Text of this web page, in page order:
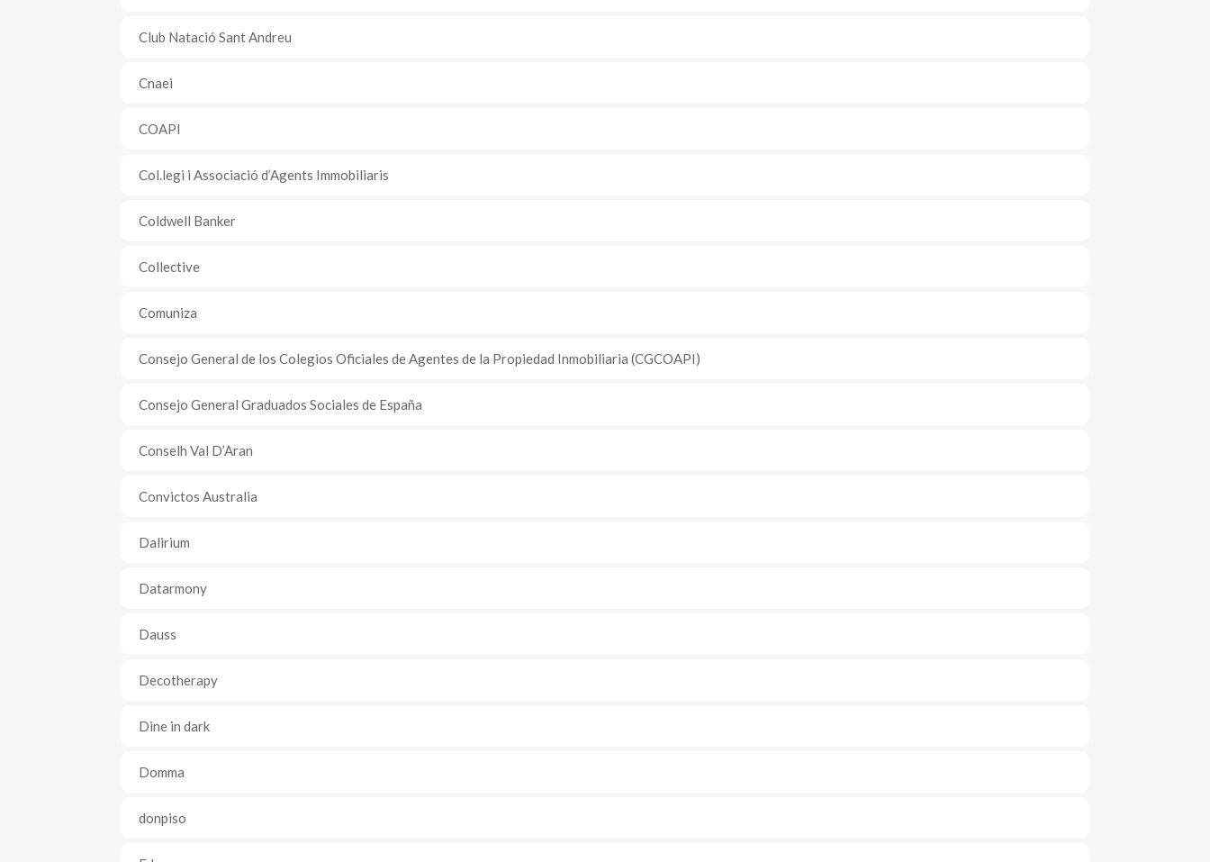
Club Natació Sant Andreu
Cnaei
COAPI
Col.legi i Associació d’Agents Immobiliaris
Coldwell Banker
Collective
Comuniza
Consejo General de los Colegios Oficiales de Agentes de la Propiedad Inmobiliaria (CGCOAPI)
Consejo General Graduados Sociales de España
Conselh Val D’Aran
Convictos Australia
Dalirium
Datarmony
Dauss
Decotherapy
Dine in dark
Domma
donpiso